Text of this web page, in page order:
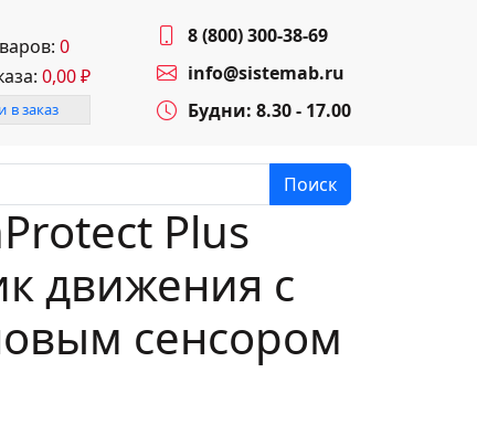
0
0,00₽
в заказ
8 (800) 300-38-69
info@sistemab.ru
Будни: 8.30 - 17.00
Поиск
Plus
движения с
сенсором